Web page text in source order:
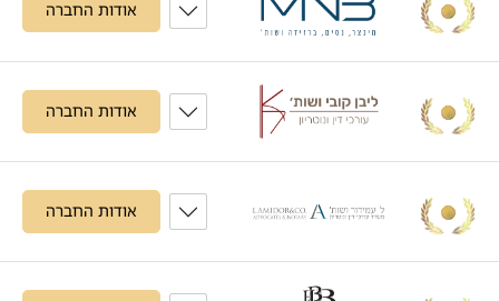
אודות החברה
אודות החברה
אודות החברה